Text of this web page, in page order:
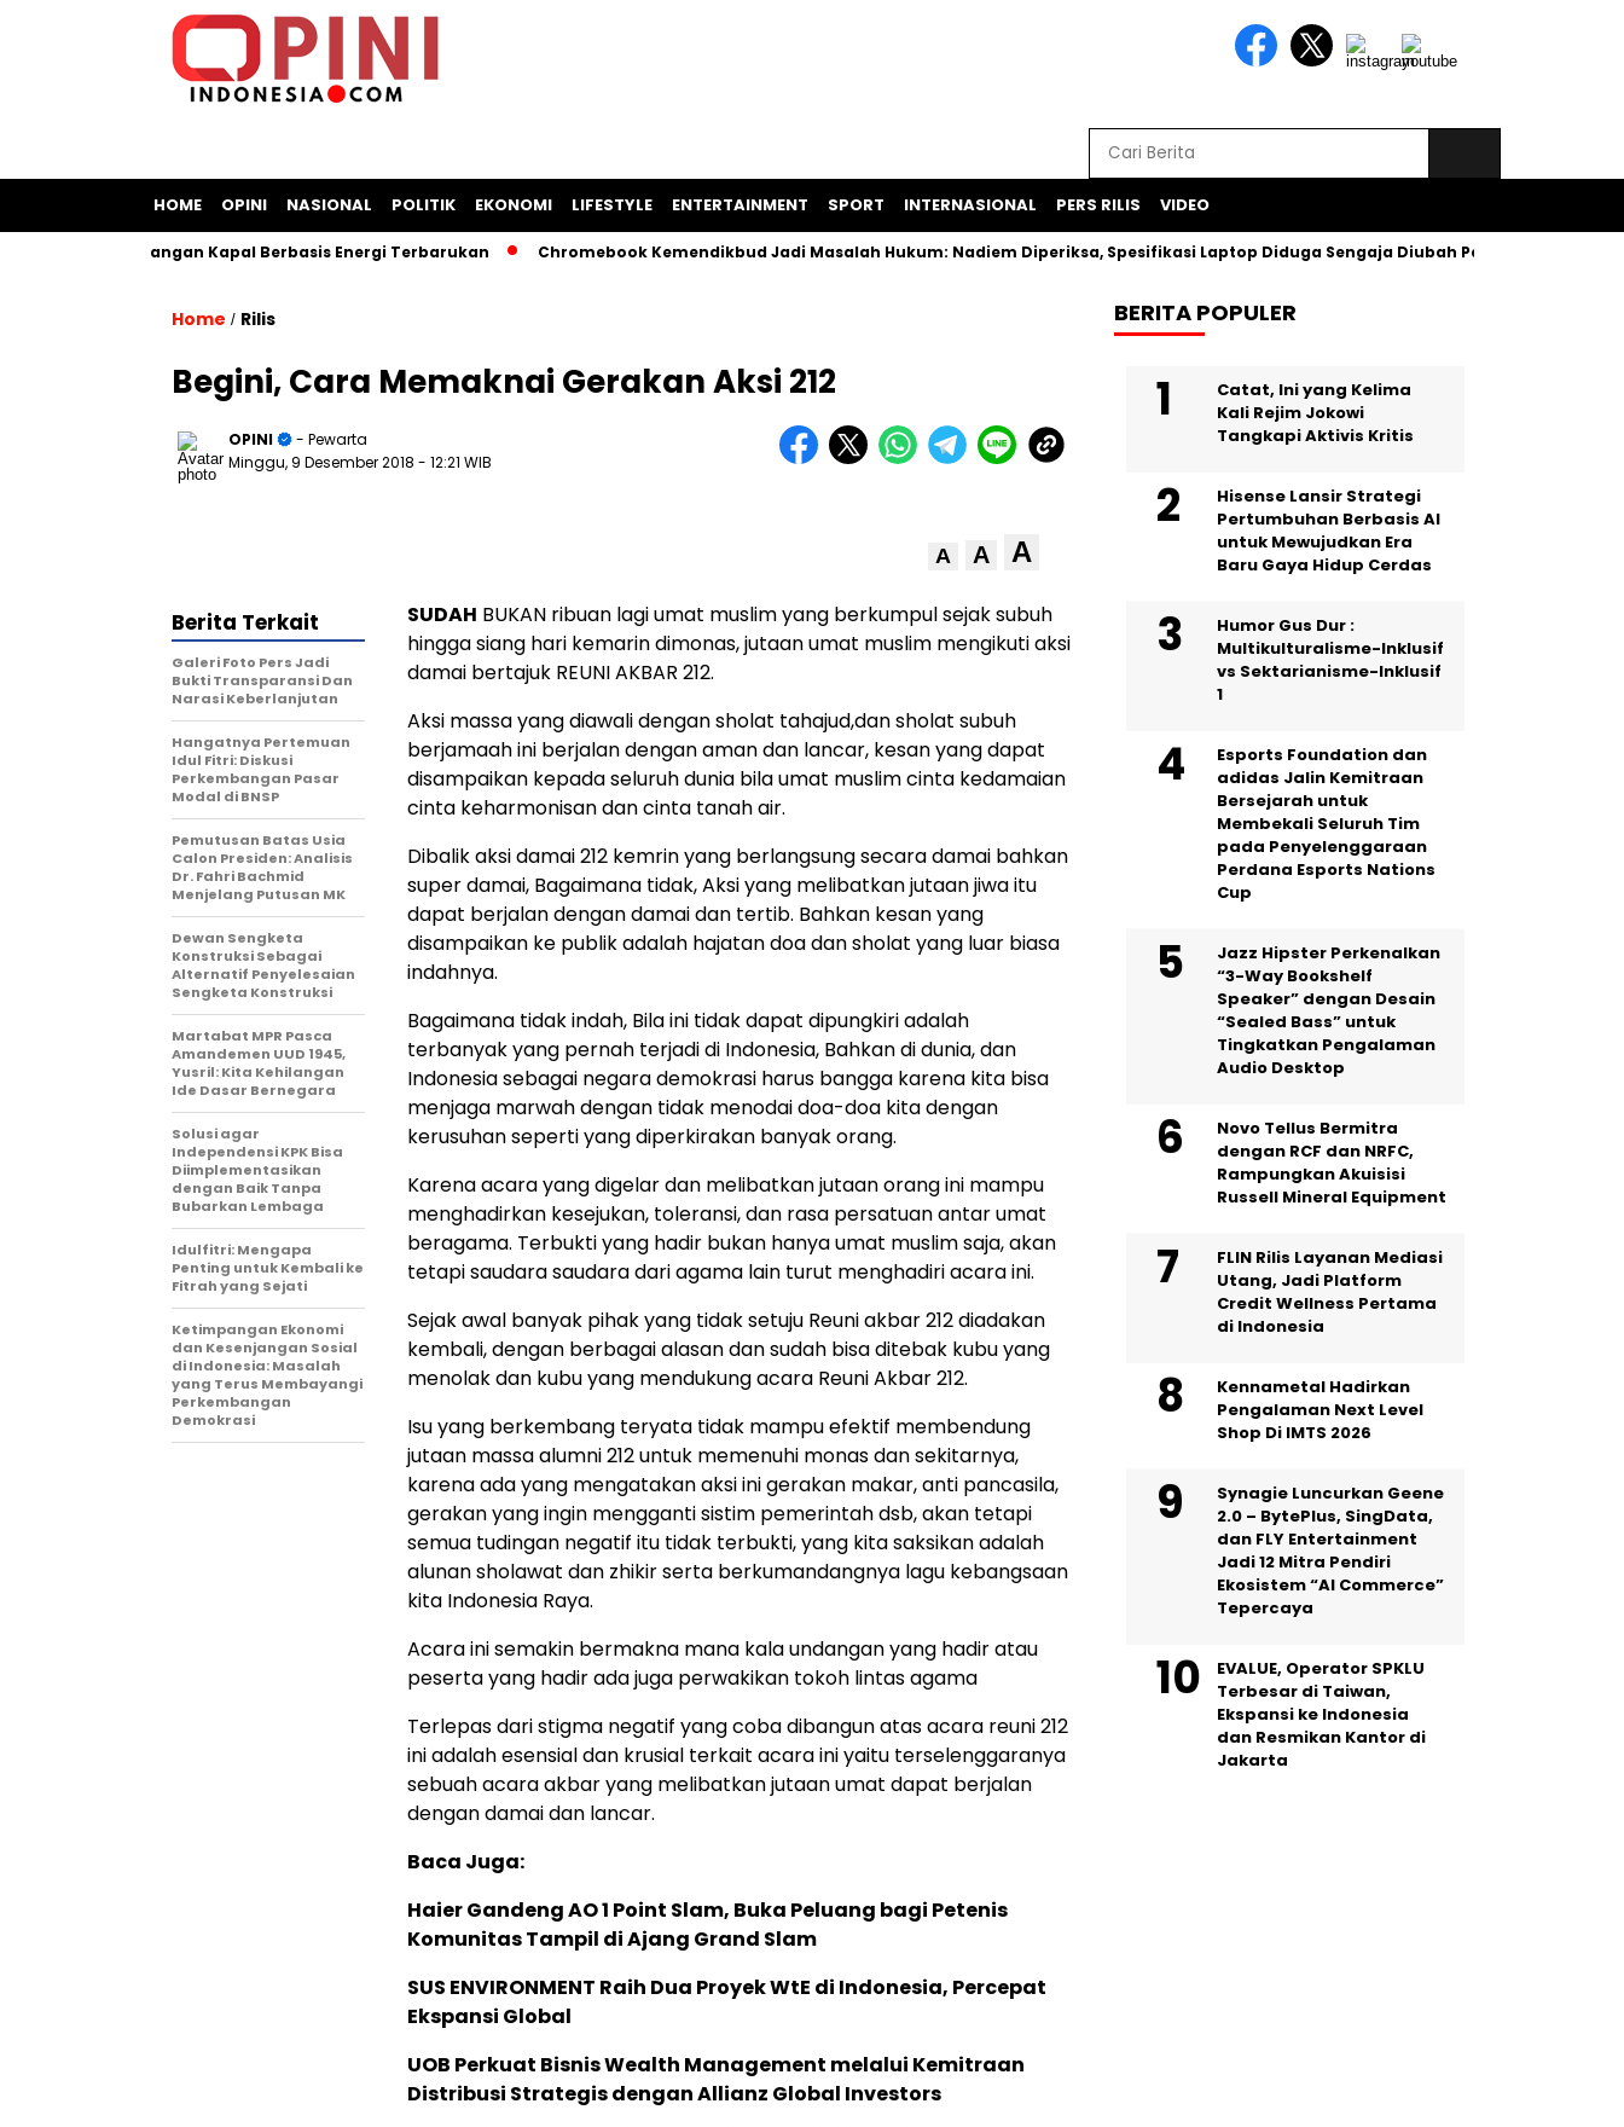
HOME OPINI NASIONAL POLITIK EKONOMI LIFESTYLE ENTERTAINMENT SPORT INTERNASIONAL PERS RILIS VIDEO
Bangun Galangan Kapal Berbasis Energi Terbarukan Chromebook Kemendikbud Jadi Masalah Hukum: Nadiem Diperiksa, Spesifikasi Laptop Diduga Sengaja Diubah Paksa
Home / Rilis
Begini, Cara Memaknai Gerakan Aksi 212
OPINI
- Pewarta
Minggu, 9 Desember 2018 - 12:21 WIB
A A A
SUDAH BUKAN ribuan lagi umat muslim yang berkumpul sejak subuh
hingga siang hari kemarin dimonas, jutaan umat muslim mengikuti aksi
damai bertajuk REUNI AKBAR 212.
Aksi massa yang diawali dengan sholat tahajud,dan sholat subuh
berjamaah ini berjalan dengan aman dan lancar, kesan yang dapat
disampaikan kepada seluruh dunia bila umat muslim cinta kedamaian
cinta keharmonisan dan cinta tanah air.
Dibalik aksi damai 212 kemrin yang berlangsung secara damai bahkan
super damai, Bagaimana tidak, Aksi yang melibatkan jutaan jiwa itu
dapat berjalan dengan damai dan tertib. Bahkan kesan yang
disampaikan ke publik adalah hajatan doa dan sholat yang luar biasa
indahnya.
Bagaimana tidak indah, Bila ini tidak dapat dipungkiri adalah
terbanyak yang pernah terjadi di Indonesia, Bahkan di dunia, dan
Indonesia sebagai negara demokrasi harus bangga karena kita bisa
menjaga marwah dengan tidak menodai doa-doa kita dengan
kerusuhan seperti yang diperkirakan banyak orang.
Karena acara yang digelar dan melibatkan jutaan orang ini mampu
menghadirkan kesejukan, toleransi, dan rasa persatuan antar umat
beragama. Terbukti yang hadir bukan hanya umat muslim saja, akan
tetapi saudara saudara dari agama lain turut menghadiri acara ini.
Sejak awal banyak pihak yang tidak setuju Reuni akbar 212 diadakan
kembali, dengan berbagai alasan dan sudah bisa ditebak kubu yang
menolak dan kubu yang mendukung acara Reuni Akbar 212.
Isu yang berkembang teryata tidak mampu efektif membendung
jutaan massa alumni 212 untuk memenuhi monas dan sekitarnya,
karena ada yang mengatakan aksi ini gerakan makar, anti pancasila,
gerakan yang ingin mengganti sistim pemerintah dsb, akan tetapi
semua tudingan negatif itu tidak terbukti, yang kita saksikan adalah
alunan sholawat dan zhikir serta berkumandangnya lagu kebangsaan
kita Indonesia Raya.
Acara ini semakin bermakna mana kala undangan yang hadir atau
peserta yang hadir ada juga perwakikan tokoh lintas agama
Terlepas dari stigma negatif yang coba dibangun atas acara reuni 212
ini adalah esensial dan krusial terkait acara ini yaitu terselenggaranya
sebuah acara akbar yang melibatkan jutaan umat dapat berjalan
dengan damai dan lancar.
Baca Juga:
Haier Gandeng AO 1 Point Slam, Buka Peluang bagi Petenis
Komunitas Tampil di Ajang Grand Slam
SUS ENVIRONMENT Raih Dua Proyek WtE di Indonesia, Percepat
Ekspansi Global
UOB Perkuat Bisnis Wealth Management melalui Kemitraan
Distribusi Strategis dengan Allianz Global Investors
Berita Terkait
Galeri Foto Pers Jadi
Bukti Transparansi Dan
Narasi Keberlanjutan
Hangatnya Pertemuan
Idul Fitri: Diskusi
Perkembangan Pasar
Modal di BNSP
Pemutusan Batas Usia
Calon Presiden: Analisis
Dr. Fahri Bachmid
Menjelang Putusan MK
Dewan Sengketa
Konstruksi Sebagai
Alternatif Penyelesaian
Sengketa Konstruksi
Martabat MPR Pasca
Amandemen UUD 1945,
Yusril: Kita Kehilangan
Ide Dasar Bernegara
Solusi agar
Independensi KPK Bisa
Diimplementasikan
dengan Baik Tanpa
Bubarkan Lembaga
Idulfitri: Mengapa
Penting untuk Kembali ke
Fitrah yang Sejati
Ketimpangan Ekonomi
dan Kesenjangan Sosial
di Indonesia: Masalah
yang Terus Membayangi
Perkembangan
Demokrasi
BERITA POPULER
Catat, Ini yang Kelima
Kali Rejim Jokowi
Tangkapi Aktivis Kritis
Hisense Lansir Strategi
Pertumbuhan Berbasis AI
untuk Mewujudkan Era
Baru Gaya Hidup Cerdas
Humor Gus Dur :
Multikulturalisme-Inklusif
vs Sektarianisme-Inklusif
1
Esports Foundation dan
adidas Jalin Kemitraan
Bersejarah untuk
Membekali Seluruh Tim
pada Penyelenggaraan
Perdana Esports Nations
Cup
Jazz Hipster Perkenalkan
“3-Way Bookshelf
Speaker” dengan Desain
“Sealed Bass” untuk
Tingkatkan Pengalaman
Audio Desktop
Novo Tellus Bermitra
dengan RCF dan NRFC,
Rampungkan Akuisisi
Russell Mineral Equipment
FLIN Rilis Layanan Mediasi
Utang, Jadi Platform
Credit Wellness Pertama
di Indonesia
Kennametal Hadirkan
Pengalaman Next Level
Shop Di IMTS 2026
Synagie Luncurkan Geene
2.0 – BytePlus, SingData,
dan FLY Entertainment
Jadi 12 Mitra Pendiri
Ekosistem “AI Commerce”
Tepercaya
EVALUE, Operator SPKLU
Terbesar di Taiwan,
Ekspansi ke Indonesia
dan Resmikan Kantor di
Jakarta